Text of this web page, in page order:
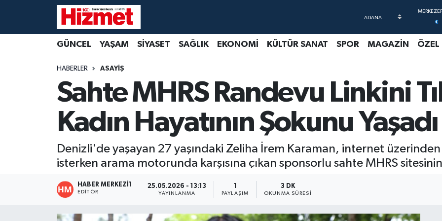
GÜNCEL YAŞAM SİYASET SAĞLIK EKONOMİ KÜLTÜR SANAT SPOR MAGAZİN ÖZEL
HABERLER ASAYİŞ
Sahte MHRS Randevu Linkini
Kadın Hayatının Şokunu Yaşadı
Denizli'de yaşayan 27 yaşındaki Zeliha İrem Karaman, internet
isterken arama motorunda karşısına çıkan sponsorlu sahte MHRS
HABER MERKEZI1
EDITÖR
25.05.2026 - 13:13
YAYINLANMA
1
PAYLAŞIM
3 DK
OKUNMA SÜRESI
SİYASET
KÜLTÜR SANAT
MAGAZİN
Denizli Nöbetçi Eczaneler
Denizli Trafik Yoğunluk Haritası
Süper Lig Puan Durumu ve Fikstür
Son Dakika Haberleri
Haber Arşivi